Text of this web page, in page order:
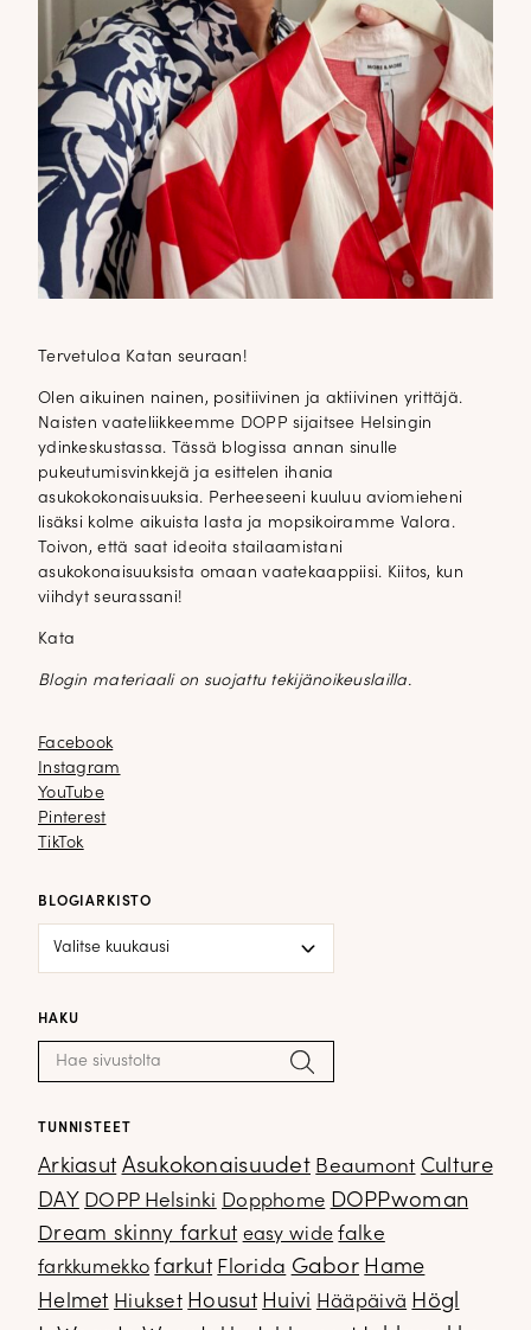
Tervetuloa Katan seuraan!
Olen aikuinen nainen, positiivinen ja aktiivinen yrittäjä.
Naisten vaateliikkeemme DOPP sijaitsee Helsingin
ydinkeskustassa. Tässä blogissa annan sinulle
pukeutumisvinkkejä ja esittelen ihania
asukokokonaisuuksia. Perheeseeni kuuluu aviomieheni
lisäksi kolme aikuista lasta ja mopsikoiramme Valora.
Toivon, että saat ideoita stailaamistani
asukokonaisuuksista omaan vaatekaappiisi. Kiitos, kun
viihdyt seurassani!
Kata
Blogin materiaali on suojattu tekijänoikeuslailla.
Facebook
Facebook
Instagram
Instagram
YouTube
YouTube
Pinterest
Pinterest
TikTok
TikTok
BLOGIARKISTO
HAKU
Haku: Hae
TUNNISTEET
Arkiasut Asukokonaisuudet Beaumont Culture
DAY DOPP Helsinki Dopphome DOPPwoman
Dream skinny farkut easy wide falke
farkkumekko farkut Florida Gabor Hame
Helmet Hiukset Housut Huivi Hääpäivä Högl